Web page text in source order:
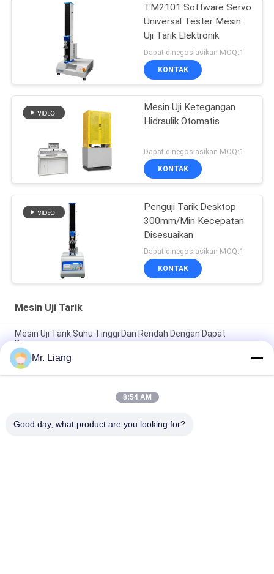
TM2101 Software Servo
Universal Tester Mesin
Uji Tarik Elektronik
Dapat dinegosiasikan MOQ:1
KONTAK
Mesin Uji Ketegangan
Hidraulik Otomatis
Dapat dinegosiasikan MOQ:1
KONTAK
Penguji Tarik Desktop
300mm/Min Kecepatan
Disesuaikan
Dapat dinegosiasikan MOQ:1
KONTAK
Mesin Uji Tarik
Mesin Uji Tarik Suhu Tinggi Dan Rendah Dengan Dapat
Diprogram
Komputer Servo Elektronik Alat Uji Tarik Otomatis Peralatan
Uji Kekuatan Universal TM 2101
Digital Display Electronic Tensile Tester Universal Testing
Mr. Liang
8:54 AM
Good day, what product are you looking for?